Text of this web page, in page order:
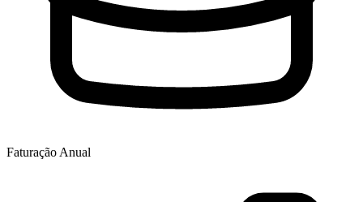
Faturação Anual